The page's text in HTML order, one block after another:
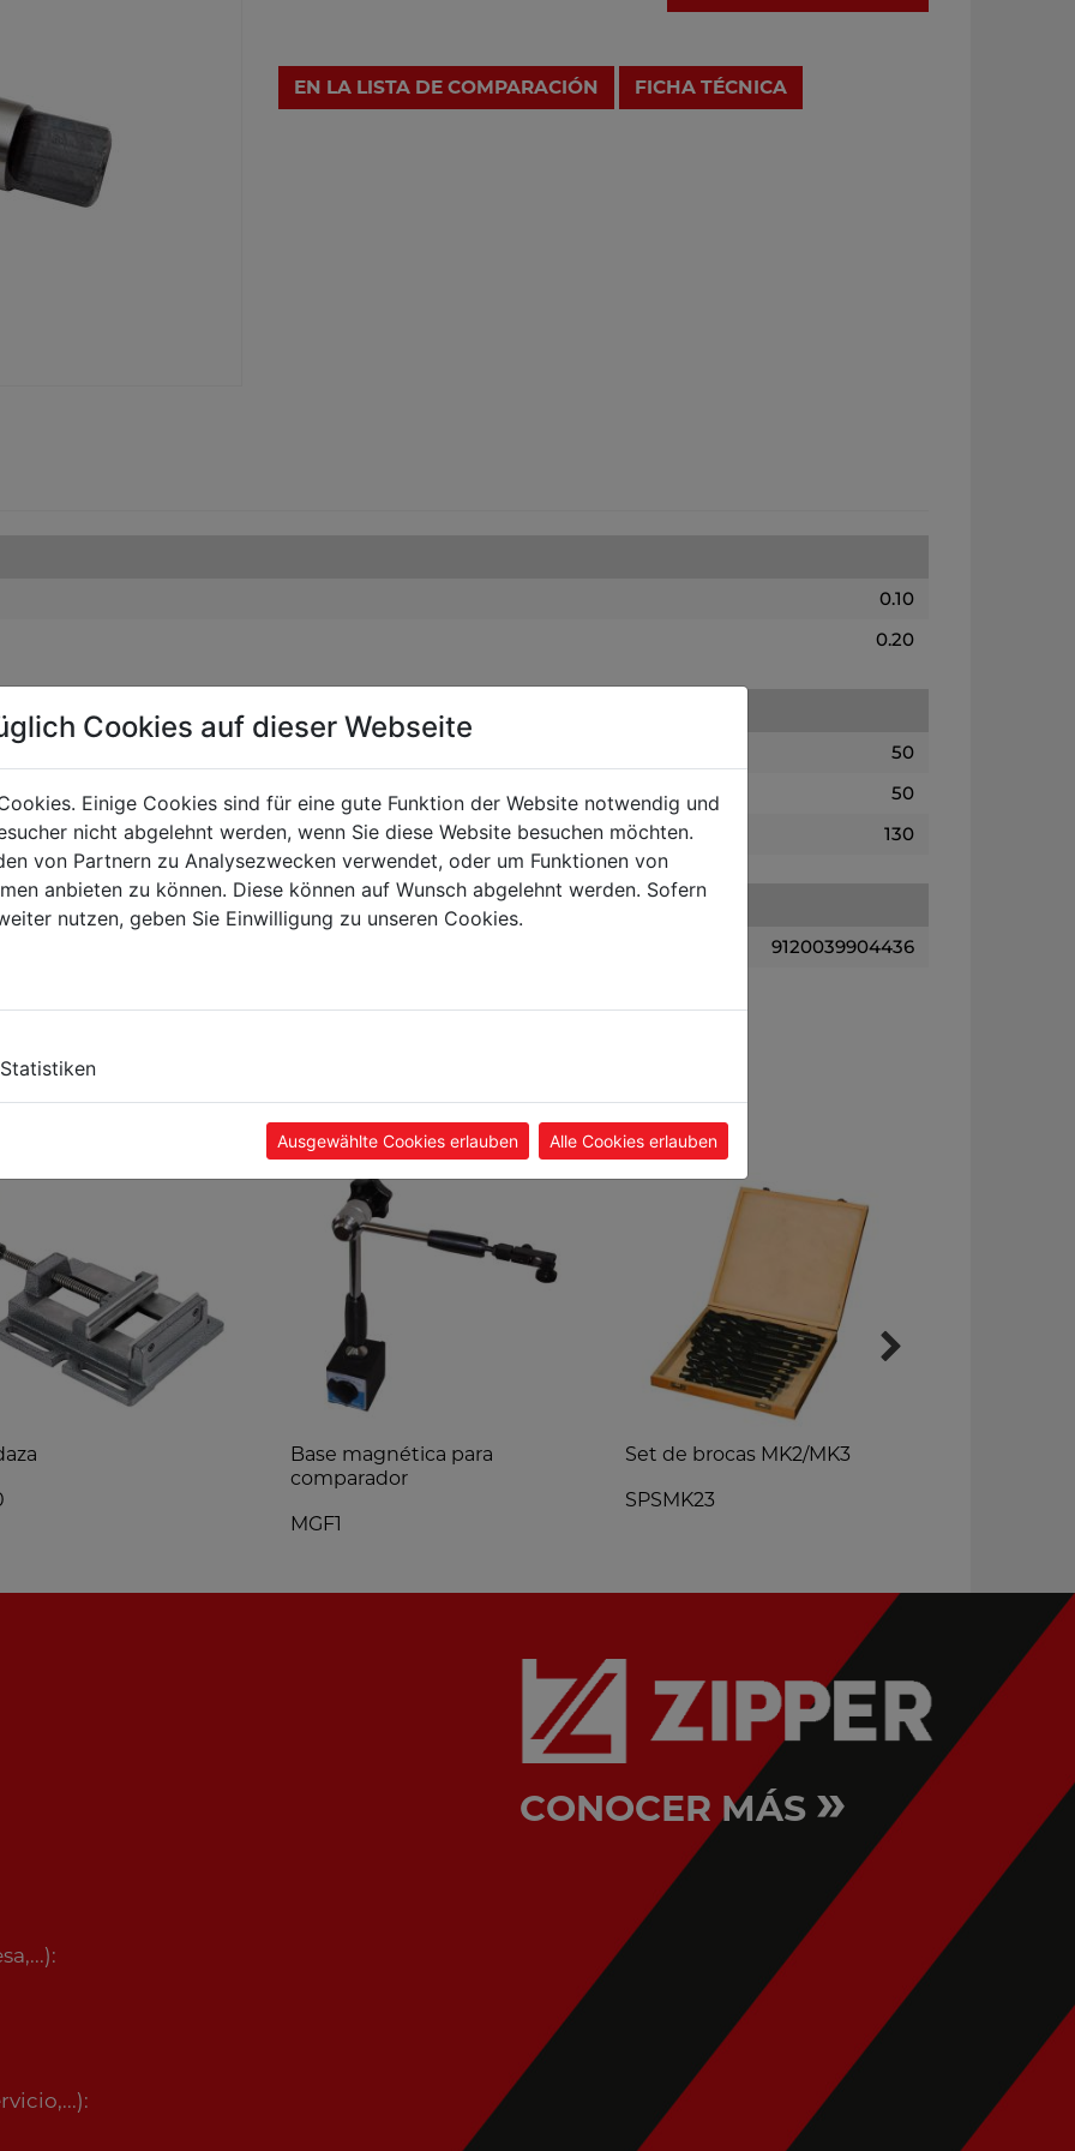
EN LA LISTA DE COMPARACIÓN FICHA TÉCNICA
0.10
0.20
50
50
130
9120039904436
Base magnética para
comparador
MGF1
Set de brocas MK2/MK3
SPSMK23
CONOCER MÁS »
Cookies auf dieser Webseite
Einige Cookies sind für eine gute Funktion der Website notwendig und
nicht abgelehnt werden, wenn Sie diese Website besuchen möchten.
von Partnern zu Analysezwecken verwendet, oder um Funktionen von
anbieten zu können. Diese können auf Wunsch abgelehnt werden. Sofern
nutzen, geben Sie Einwilligung zu unseren Cookies.
Statistiken
Ausgewählte Cookies erlauben Alle Cookies erlauben